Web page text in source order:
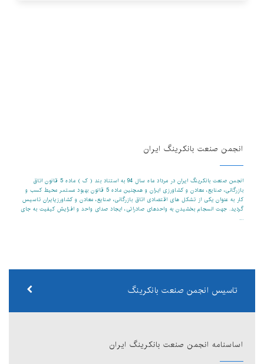
انجمن صنعت بانکرینگ ایران
انجمن صنعت بانکرینگ ایران در مرداد ماه سال 94 به استناد بند ( ک ) ماده 5 قانون اتاق
بازرگانی، صنایع، معادن و کشاورزی ایران و همچنین ماده 5 قانون بهبود مستمر محیط کسب و
کار به عنوان یکی از تشکل های اقتصادی اتاق بازرگانی، صنایع، معادن و کشاورزیایران تاسیس
گردید. جهت انسجام بخشیدن به واحدهای صادراتی، ایجاد صدای واحد و افزایش کیفیت به جای
...
تاسیس انجمن صنعت بانکرینگ
اساسنامه انجمن صنعت بانکرینگ ایران